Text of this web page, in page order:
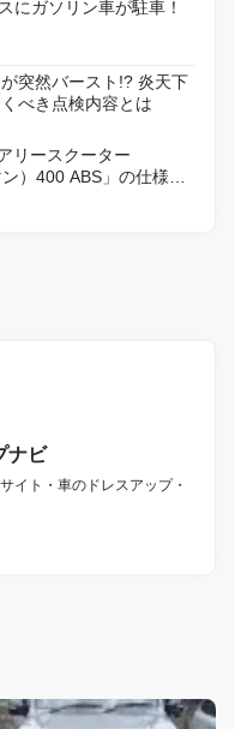
にガソリン車が駐車！
突然バースト!? 炎天下
べき点検内容とは
リースクーター
）400 ABS」の仕様を
ナビ
イト・車のドレスアップ・